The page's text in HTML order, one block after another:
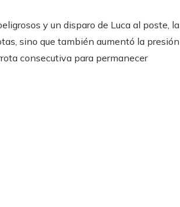
y un disparo de Luca al poste, la
sino que también aumentó la presión
consecutiva para permanecer